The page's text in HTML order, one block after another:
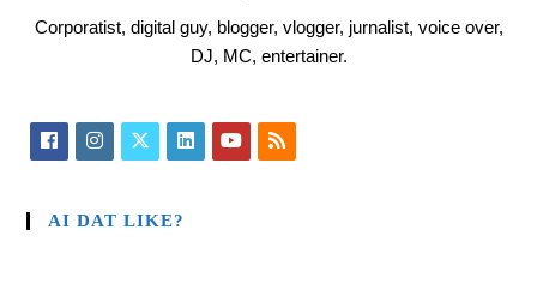
Corporatist, digital guy, blogger, vlogger, jurnalist, voice over,
DJ, MC, entertainer.
AI DAT LIKE?